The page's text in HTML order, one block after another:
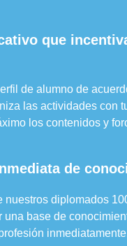
que
de alumno de
las actividades con
los contenidos y
de
nuestros diplomados
una base de